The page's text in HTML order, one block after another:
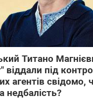
Титано
віддали під
агентів свідомо,
недбалість?